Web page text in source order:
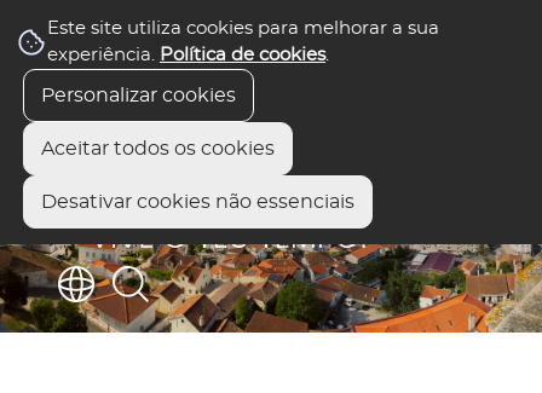
Este site utiliza cookies para melhorar a sua
experiência. Política de cookies.
Personalizar cookies
Aceitar todos os cookies
Desativar cookies não essenciais